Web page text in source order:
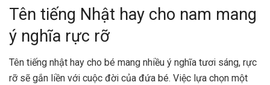
Tên tiếng Nhật hay cho nam mang
ý nghĩa rực rỡ
Tên tiếng nhật hay cho bé mang nhiều ý nghĩa tươi sáng, rực
rỡ sẽ gắn liền với cuộc đời của đứa bé. Việc lựa chọn một